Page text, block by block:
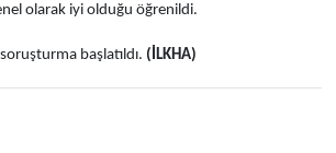
olarak iyi olduğu öğrenildi.
başlatıldı. (İLKHA)